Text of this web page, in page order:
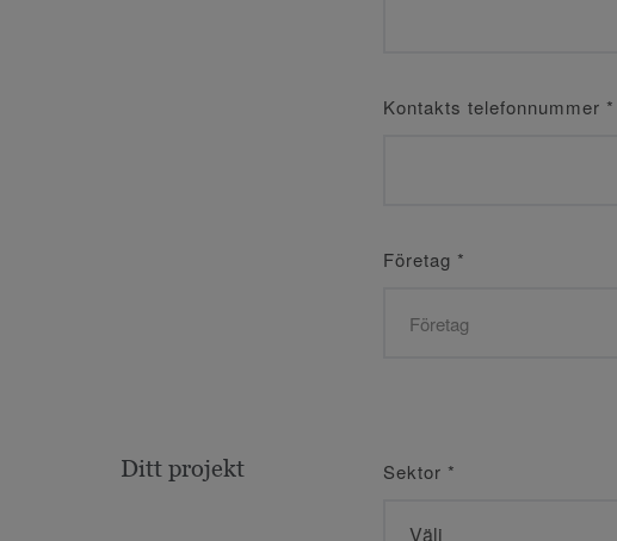
Kontakts telefonnummer *
Företag *
Ditt projekt Sektor *